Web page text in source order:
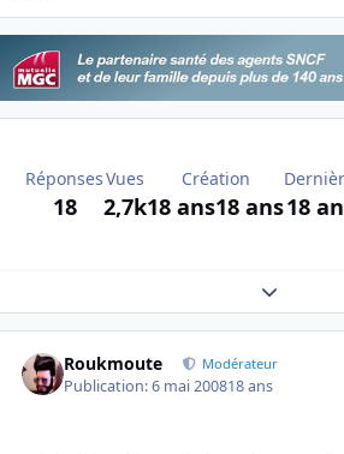
Réponses
18
Vues
2,7k
Création
18 ans18 ans18
Expand
Roukmoute Modérateur
Publication:6 mai 200818 ans